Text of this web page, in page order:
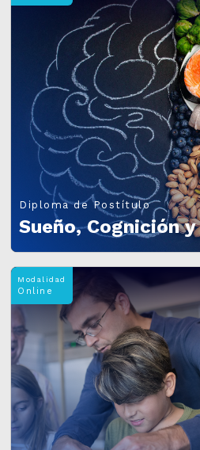
Diploma de Postítulo
Sueño, Cognición
Modalidad
Online